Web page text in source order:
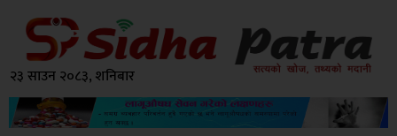
२३ साउन २०८३, शनिबार